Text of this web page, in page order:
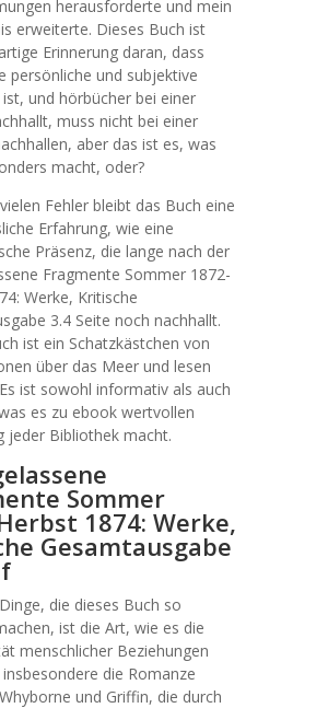
herausforderte und mein
erweiterte. Dieses Buch ist
Erinnerung daran, dass
persönliche und subjektive
und hörbücher bei einer
muss nicht bei einer
aber das ist es, was
macht, oder?
Fehler bleibt das Buch eine
Erfahrung, wie eine
Präsenz, die lange nach der
Fragmente Sommer 1872-
Werke, Kritische
3.4 Seite noch nachhallt.
ist ein Schatzkästchen von
über das Meer und lesen
ist sowohl informativ als auch
es zu ebook wertvollen
jeder Bibliothek macht.
Sommer
1874: Werke,
Gesamtausgabe
die dieses Buch so
ist die Art, wie es die
menschlicher Beziehungen
die Romanze
und Griffin, die durch